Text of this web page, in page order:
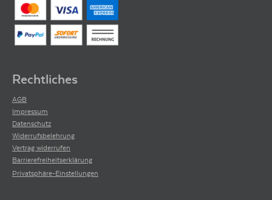
Rechtliches
AGB
Impressum
Datenschutz
Widerrufsbelehrung
Vertrag widerrufen
Barrierefreiheitserklärung
Privatsphäre-Einstellungen